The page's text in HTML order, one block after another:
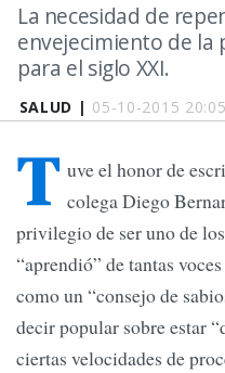
SALUD | 05-10-2015 20:05
La necesidad de
envejecimiento de la
para el siglo XXI.
T uve el honor de
colega Diego
privilegio de ser uno de
“aprendió” de tantas
como un “consejo de
decir popular sobre estar
ciertas velocidades de